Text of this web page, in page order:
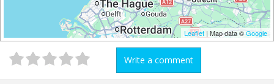
Leaflet | Map data ©Google
Write a comment